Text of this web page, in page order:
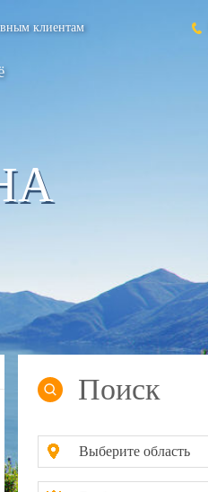
клиентам
Поиск
Выберите область